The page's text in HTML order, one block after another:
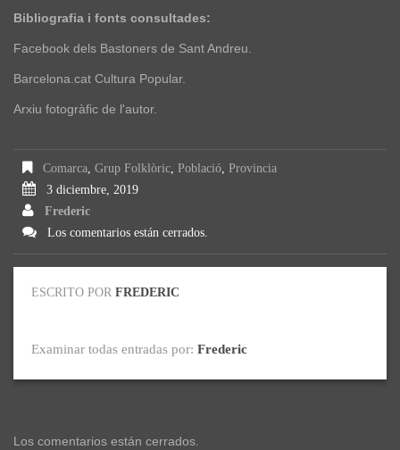
Bibliografia i fonts consultades:
Facebook dels Bastoners de Sant Andreu.
Barcelona.cat Cultura Popular.
Arxiu fotogràfic de l'autor.
Comarca Grup Folklòric Població Provincia
3 diciembre, 2019
Frederic
Los comentarios están cerrados.
ESCRITO POR FREDERIC
Examinar todas entradas por: Frederic
Los comentarios están cerrados.